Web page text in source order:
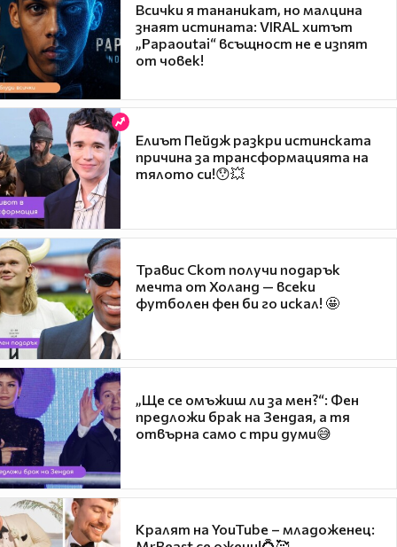
Всички я тананикат, но малцина
знаят истината: VIRAL хитът
„Papaoutai“ всъщност не е изпят
от човек!
Елиът Пейдж разкри истинската
причина за трансформацията на
тялото си!😯💥
Травис Скот получи подарък
мечта от Холанд — всеки
футболен фен би го искал! 🤩
„Ще се омъжиш ли за мен?“: Фен
предложи брак на Зендая, а тя
отвърна само с три думи😅
Кралят на YouTube – младоженец: